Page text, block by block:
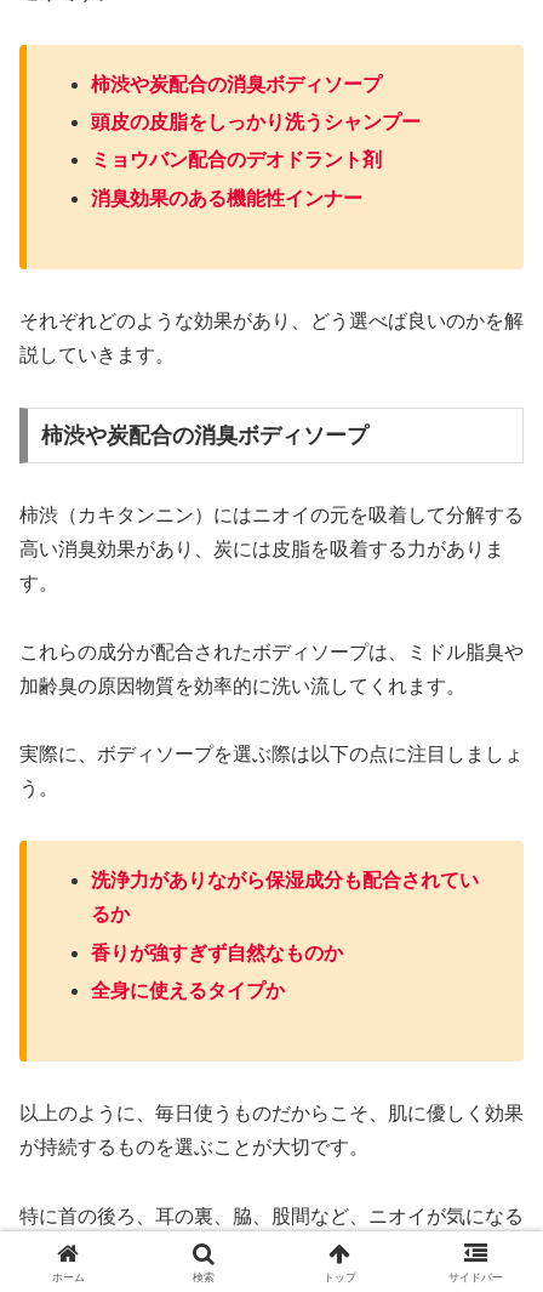
柿渋や炭配合の消臭ボディソープ
頭皮の皮脂をしっかり洗うシャンプー
ミョウバン配合のデオドラント剤
消臭効果のある機能性インナー
それぞれどのような効果があり、どう選べば良いのかを解
説していきます。
柿渋や炭配合の消臭ボディソープ
柿渋（カキタンニン）にはニオイの元を吸着して分解する
高い消臭効果があり、炭には皮脂を吸着する力がありま
す。
これらの成分が配合されたボディソープは、ミドル脂臭や
加齢臭の原因物質を効率的に洗い流してくれます。
実際に、ボディソープを選ぶ際は以下の点に注目しましょ
う。
洗浄力がありながら保湿成分も配合されてい
るか
香りが強すぎず自然なものか
全身に使えるタイプか
以上のように、毎日使うものだからこそ、肌に優しく効果
が持続するものを選ぶことが大切です。
特に首の後ろ、耳の裏、脇、股間など、ニオイが気になる
部位は泡立てて優しく念入りに洗いましょう。
ホーム 検索 トップ サイドバー